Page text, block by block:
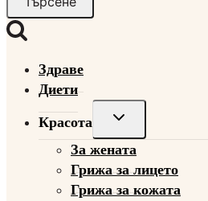
Здраве
Диети
Красота
Toggle
child
menu
За жената
Грижа за лицето
Грижа за кожата